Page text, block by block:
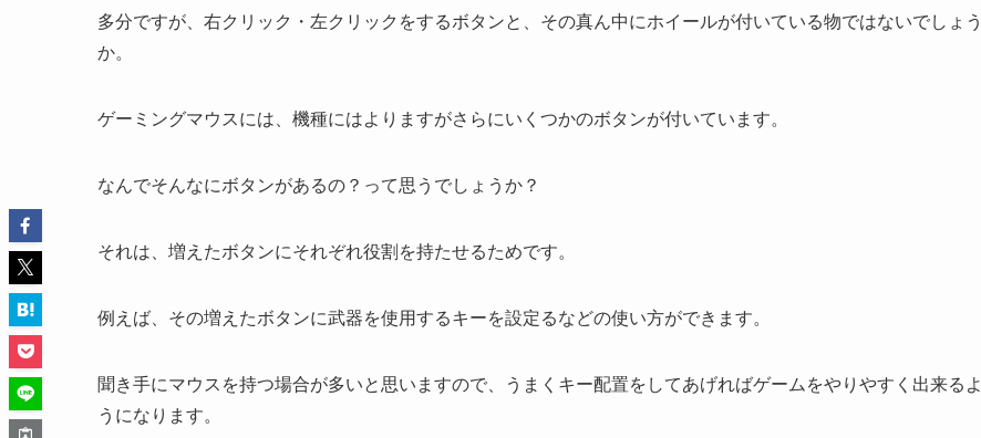
多分ですが、右クリック・左クリックをするボタンと、その真ん中にホイールが付いている物ではないでしょう
か。
ゲーミングマウスには、機種にはよりますがさらにいくつかのボタンが付いています。
なんでそんなにボタンがあるの？って思うでしょうか？
それは、増えたボタンにそれぞれ役割を持たせるためです。
例えば、その増えたボタンに武器を使用するキーを設定るなどの使い方ができます。
聞き手にマウスを持つ場合が多いと思いますので、うまくキー配置をしてあげればゲームをやりやすく出来るよ
うになります。